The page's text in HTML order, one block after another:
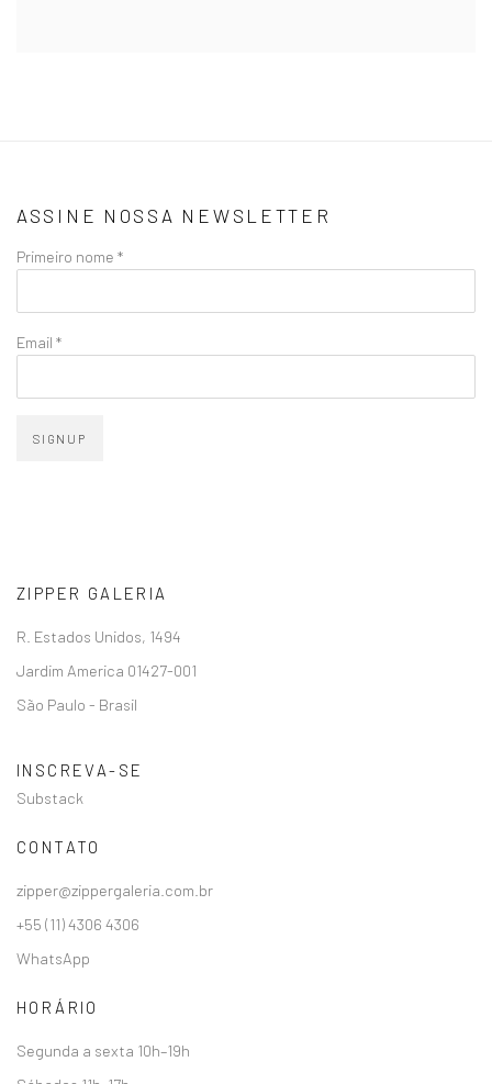
ASSINE NOSSA NEWSLETTER
Primeiro nome *
Email *
SIGNUP
ZIPPER GALERIA
R. Estados Unidos, 1494
Jardim America 01427-001
São Paulo - Brasil
INSCREVA-SE
Substack
CONTATO
zipper@zippergaleria.com.br
+55 (11) 4306 4306
WhatsApp
HORÁRIO
Segunda a sexta 10h–19h